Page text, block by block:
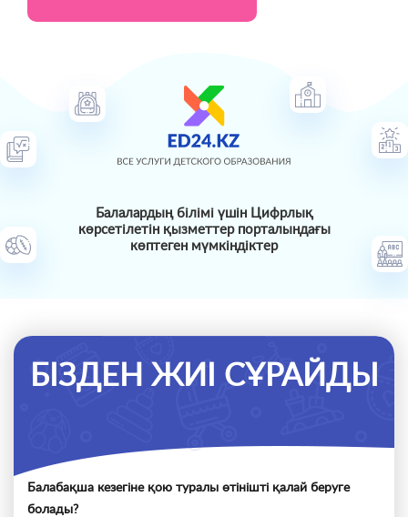
Балалардың білімі үшін Цифрлық
көрсетілетін қызметтер порталындағы
көптеген мүмкіндіктер
БІЗДЕН ЖИІ СҰРАЙДЫ
Балабақша кезегіне қою туралы өтінішті қалай беруге
болады?